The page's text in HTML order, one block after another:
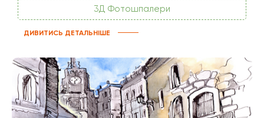
3Д Фотошпалери
ДИВИТИСЬ ДЕТАЛЬНІШЕ